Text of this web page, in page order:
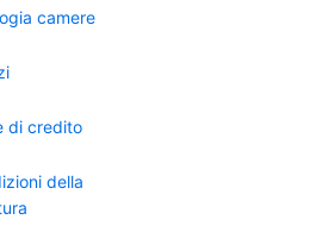
camere
di credito
della